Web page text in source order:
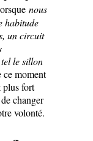
nous
habitude
un circuit
le sillon
ce moment
plus fort
changer
volonté.